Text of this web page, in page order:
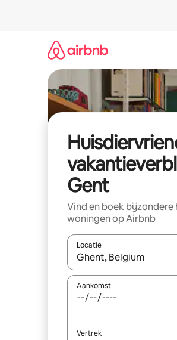
Gent
Vind en boek
woningen op Airbnb
Locatie
Wanneer er resultaten
Aankomst
Vertrek